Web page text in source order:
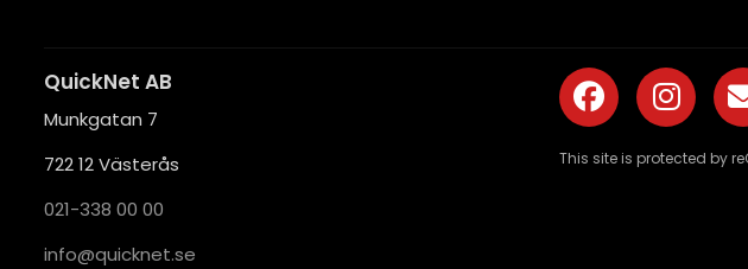
QuickNet AB
Munkgatan 7
722 12 Västerås
021-338 00 00
es.te
nkciu
q@ofn
i
This site is protected by